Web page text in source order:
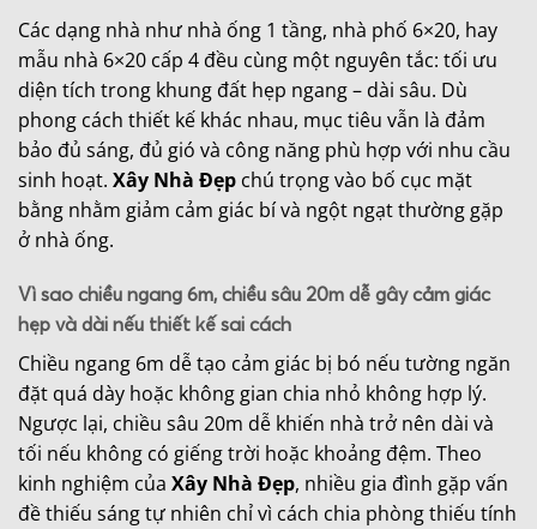
Các dạng nhà như nhà ống 1 tầng, nhà phố 6×20, hay
mẫu nhà 6×20 cấp 4 đều cùng một nguyên tắc: tối ưu
diện tích trong khung đất hẹp ngang – dài sâu. Dù
phong cách thiết kế khác nhau, mục tiêu vẫn là đảm
bảo đủ sáng, đủ gió và công năng phù hợp với nhu cầu
sinh hoạt. Xây Nhà Đẹp chú trọng vào bố cục mặt
bằng nhằm giảm cảm giác bí và ngột ngạt thường gặp
ở nhà ống.
Vì sao chiều ngang 6m, chiều sâu 20m dễ gây cảm giác
hẹp và dài nếu thiết kế sai cách
Chiều ngang 6m dễ tạo cảm giác bị bó nếu tường ngăn
đặt quá dày hoặc không gian chia nhỏ không hợp lý.
Ngược lại, chiều sâu 20m dễ khiến nhà trở nên dài và
tối nếu không có giếng trời hoặc khoảng đệm. Theo
kinh nghiệm của Xây Nhà Đẹp, nhiều gia đình gặp vấn
đề thiếu sáng tự nhiên chỉ vì cách chia phòng thiếu tính